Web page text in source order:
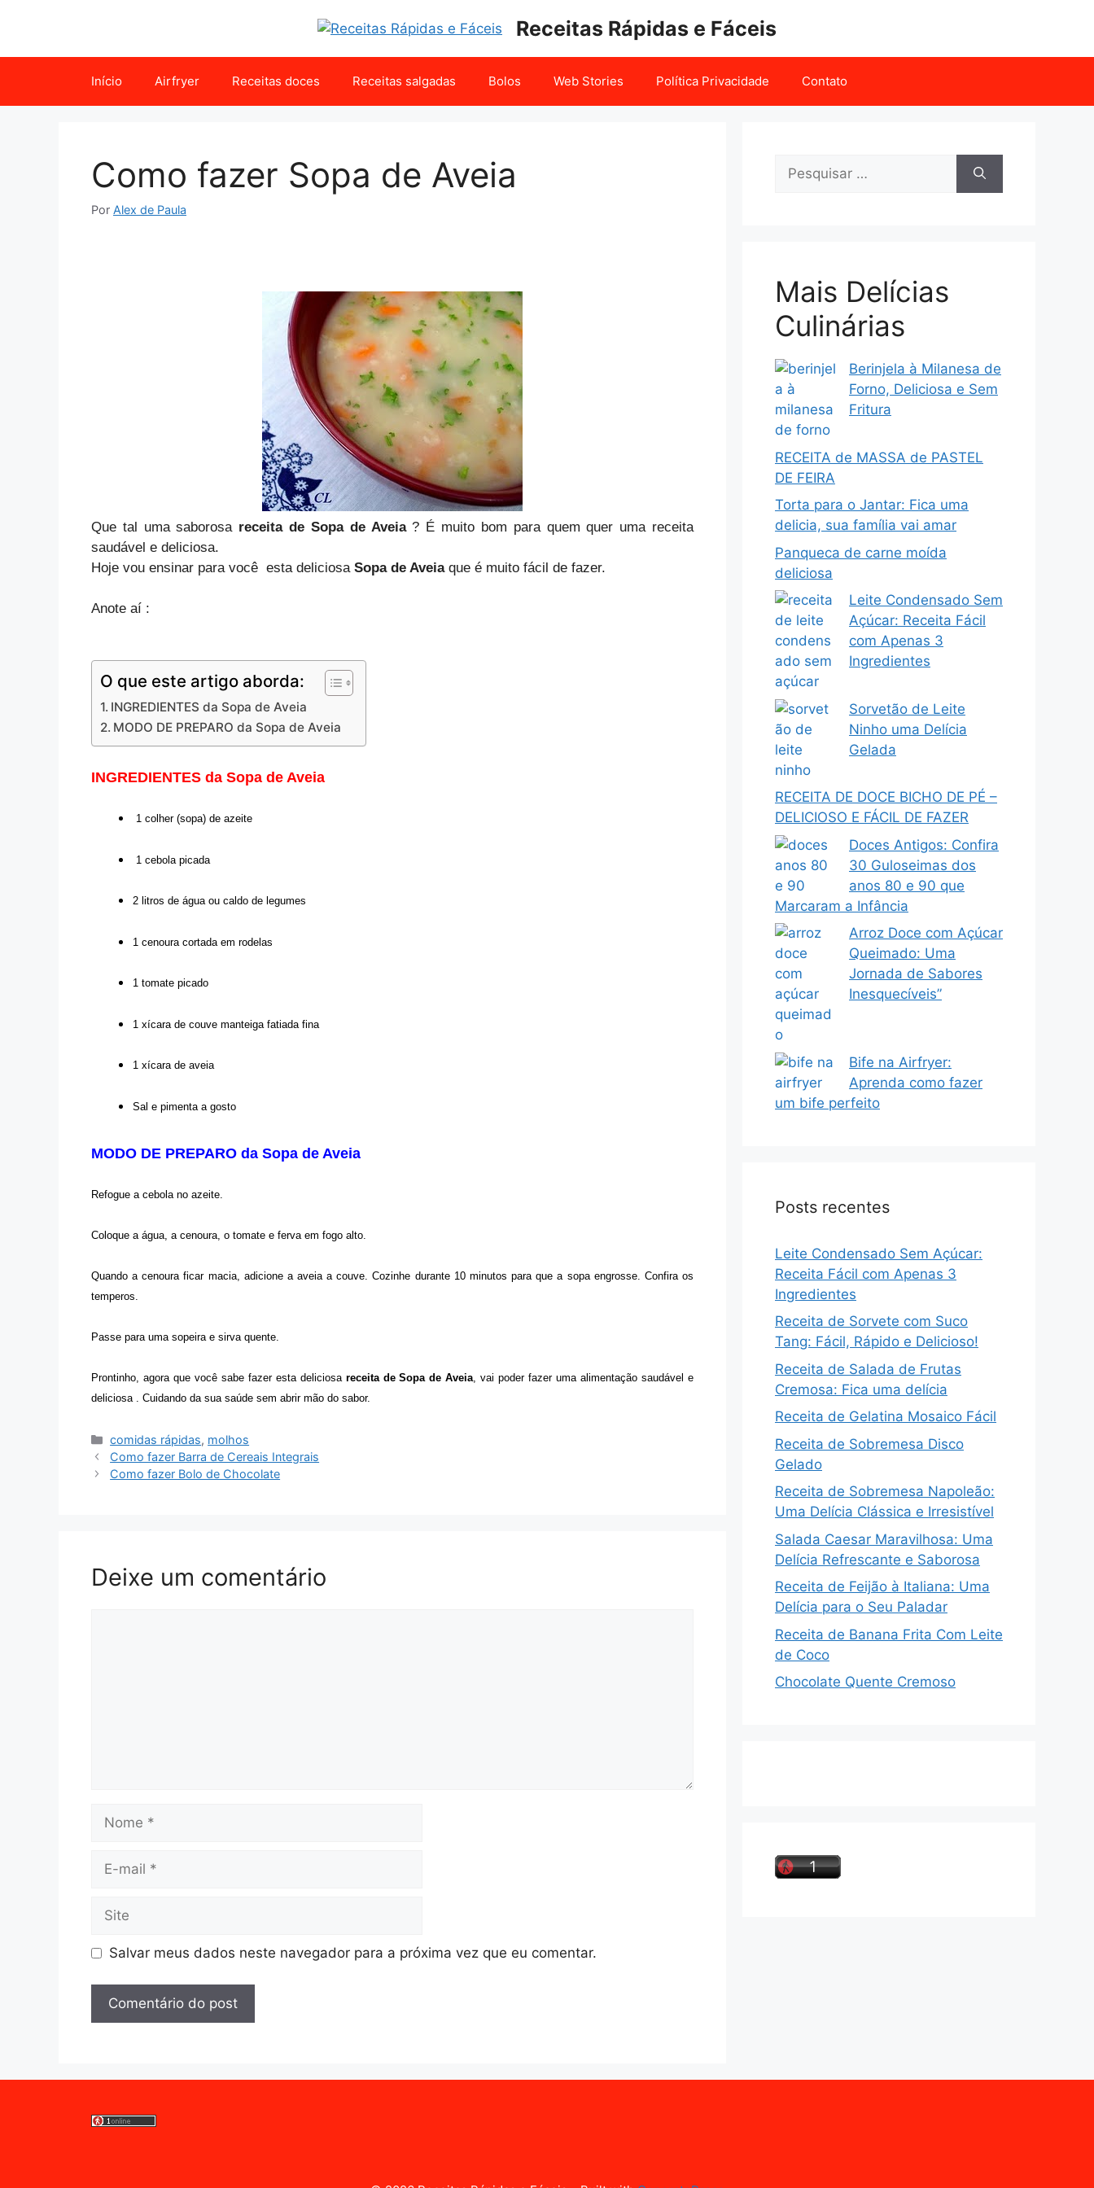
Receitas Rápidas e Fáceis
Início Airfryer Receitas doces Receitas salgadas Bolos Web Stories Política Privacidade Contato
Como fazer Sopa de Aveia
Por Alex de Paula
Que tal uma saborosa receita de Sopa de Aveia? É muito bom para quem quer uma receita
saudável e deliciosa.
Hoje vou ensinar para você esta deliciosa Sopa de Aveiaque é muito fácil de fazer.
Anote aí :
O que este artigo aborda:
INGREDIENTES da Sopa de Aveia
MODO DE PREPARO da Sopa de Aveia
INGREDIENTES da Sopa de Aveia
1 colher (sopa) de azeite
1 cebola picada
2 litros de água ou caldo de legumes
1 cenoura cortada em rodelas
1 tomate picado
1 xícara de couve manteiga fatiada fina
1 xícara de aveia
Sal e pimenta a gosto
MODO DE PREPARO da Sopa de Aveia
Refogue a cebola no azeite.
Coloque a água, a cenoura, o tomate e ferva em fogo alto.
Quando a cenoura ficar macia, adicione a aveia a couve. Cozinhe durante 10 minutos para que a sopa engrosse. Confira os
temperos.
Passe para uma sopeira e sirva quente.
Prontinho, agora que você sabe fazer esta deliciosa receita de Sopa de Aveia, vai poder fazer uma alimentação saudável e
deliciosa . Cuidando da sua saúde sem abrir mão do sabor.
Categorias
comidas rápidas, molhos
Como fazer Barra de Cereais Integrais
Como fazer Bolo de Chocolate
Deixe um comentário
Nome
Site
Salvar meus dados neste navegador para a próxima vez que eu comentar.
Pesquisar
Mais Delícias
Culinárias
Berinjela à Milanesa de
Forno, Deliciosa e Sem
Fritura
RECEITA de MASSA de PASTEL
DE FEIRA
Torta para o Jantar: Fica uma
delicia, sua família vai amar
Panqueca de carne moída
deliciosa
Leite Condensado Sem
Açúcar: Receita Fácil
com Apenas 3
Ingredientes
Sorvetão de Leite
Ninho uma Delícia
Gelada
RECEITA DE DOCE BICHO DE PÉ –
DELICIOSO E FÁCIL DE FAZER
Doces Antigos: Confira
30 Guloseimas dos
anos 80 e 90 que
Marcaram a Infância
Arroz Doce com Açúcar
Queimado: Uma
Jornada de Sabores
Inesquecíveis”
Bife na Airfryer:
Aprenda como fazer
um bife perfeito
Posts recentes
Leite Condensado Sem Açúcar:
Receita Fácil com Apenas 3
Ingredientes
Receita de Sorvete com Suco
Tang: Fácil, Rápido e Delicioso!
Receita de Salada de Frutas
Cremosa: Fica uma delícia
Receita de Gelatina Mosaico Fácil
Receita de Sobremesa Disco
Gelado
Receita de Sobremesa Napoleão:
Uma Delícia Clássica e Irresistível
Salada Caesar Maravilhosa: Uma
Delícia Refrescante e Saborosa
Receita de Feijão à Italiana: Uma
Delícia para o Seu Paladar
Receita de Banana Frita Com Leite
de Coco
Chocolate Quente Cremoso